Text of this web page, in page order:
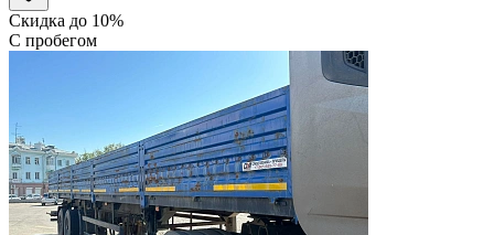
Скидка до 10%
С пробегом